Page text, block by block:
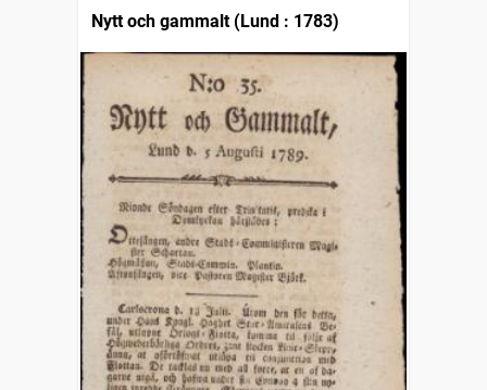
Nytt och gammalt (Lund : 1783)